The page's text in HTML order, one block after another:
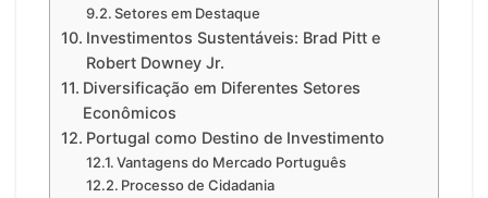
Setores em Destaque
Investimentos Sustentáveis: Brad Pitt e
Robert Downey Jr.
Diversificação em Diferentes Setores
Econômicos
Portugal como Destino de Investimento
Vantagens do Mercado Português
Processo de Cidadania